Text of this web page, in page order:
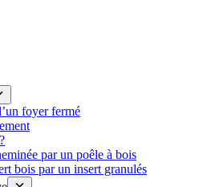
foyer fermé
par un poêle à bois
bois par un insert granulés